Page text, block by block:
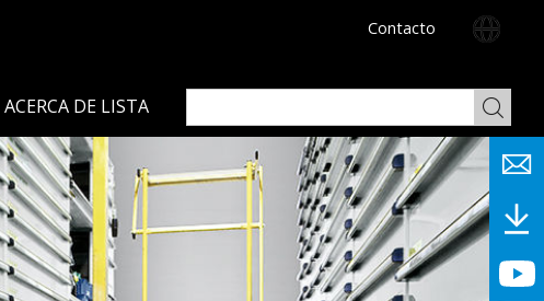
Contacto
ACERCA DE LISTA